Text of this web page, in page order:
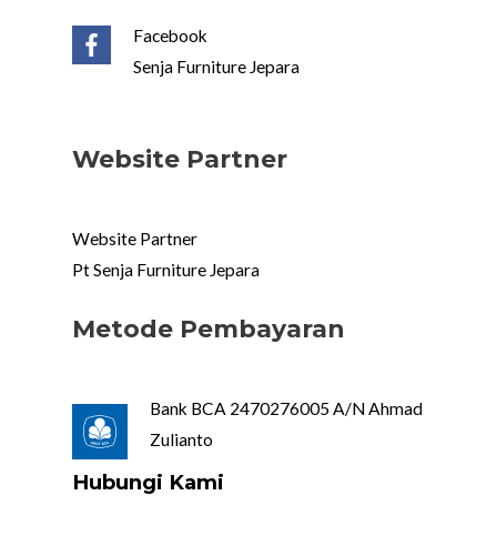
Facebook
Senja Furniture Jepara
Website Partner
Website Partner
Pt Senja Furniture Jepara
Metode Pembayaran
Bank BCA 2470276005 A/N Ahmad
Zulianto
Hubungi Kami